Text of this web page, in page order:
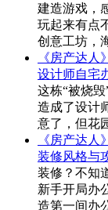
建造游戏，
玩起来有点
创意工坊，
《房产达人
设计师自宅
这栋“被烧
造成了设计
意了，但花
《房产达
装修风格与
装修？不知
新手开局办
造第一间办